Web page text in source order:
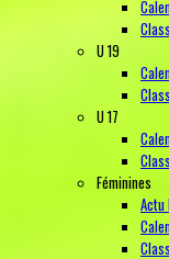
U 19
U 17
Féminines
Actu